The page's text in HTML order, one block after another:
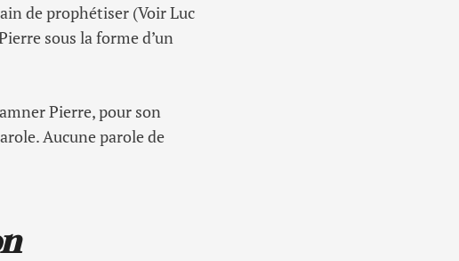
de prophétiser (Voir Luc
sous la forme d’un
Pierre, pour son
Aucune parole de